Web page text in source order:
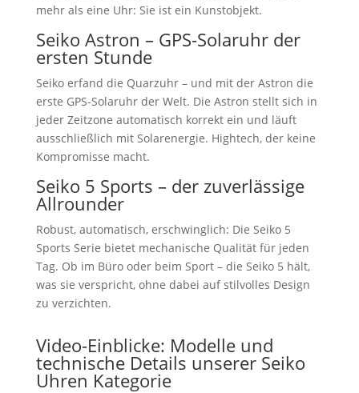
mehr als eine Uhr: Sie ist ein Kunstobjekt.
Seiko Astron – GPS-Solaruhr der
ersten Stunde
Seiko erfand die Quarzuhr – und mit der Astron die
erste GPS-Solaruhr der Welt. Die Astron stellt sich in
jeder Zeitzone automatisch korrekt ein und läuft
ausschließlich mit Solarenergie. Hightech, der keine
Kompromisse macht.
Seiko 5 Sports – der zuverlässige
Allrounder
Robust, automatisch, erschwinglich: Die Seiko 5
Sports Serie bietet mechanische Qualität für jeden
Tag. Ob im Büro oder beim Sport – die Seiko 5 hält,
was sie verspricht, ohne dabei auf stilvolles Design
zu verzichten.
Video-Einblicke: Modelle und
technische Details unserer Seiko
Uhren Kategorie